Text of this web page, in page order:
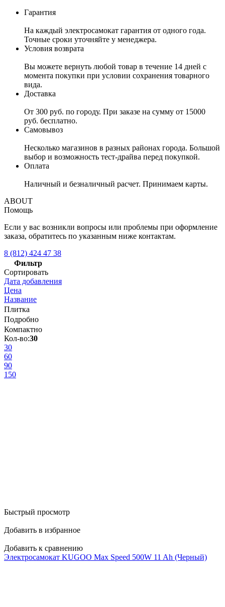
Гарантия
На каждый электросамокат гарантия от одного года.
Точные сроки уточняйте у менеджера.
Условия возврата
Вы можете вернуть любой товар в течение 14 дней с
момента покупки при условии сохранения товарного
вида.
Доставка
От 300 руб. по городу. При заказе на сумму от 15000
руб. бесплатно.
Самовывоз
Несколько магазинов в разных районах города. Большой
выбор и возможность тест-драйва перед покупкой.
Оплата
Наличный и безналичный расчет. Принимаем карты.
ABOUT
Помощь
Если у вас возникли вопросы или проблемы при оформление
заказа, обратитесь по указанным ниже контактам.
8 (812) 424 47 38
Фильтр
Сортировать
Дата добавления
Цена
Название
Плитка
Подробно
Компактно
Кол-во:30
30
60
90
150
Быстрый просмотр
Добавить в избранное
Добавить к сравнению
Электросамокат KUGOO Max Speed 500W 11 Ah (Черный)